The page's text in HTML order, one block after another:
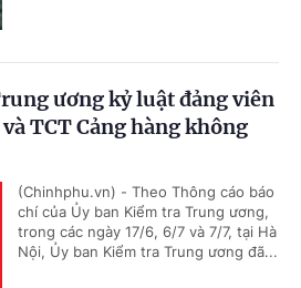
ương kỷ luật đảng viên
TCT Cảng hàng không
(Chinhphu.vn) - Theo Thông cáo báo
chí của Ủy ban Kiểm tra Trung ương,
trong các ngày 17/6, 6/7 và 7/7, tại Hà
Nội, Ủy ban Kiểm tra Trung ương đã...